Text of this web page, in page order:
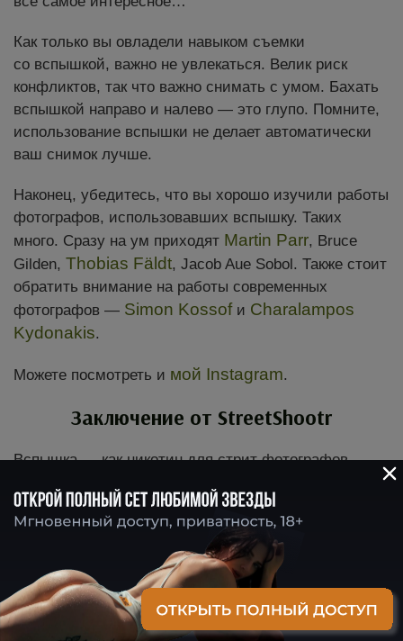
Как только вы овладели навыком съемки
со вспышкой, важно не увлекаться. Велик риск
конфликтов, так что важно снимать с умом. Бахать
вспышкой направо и налево — это глупо. Помните,
использование вспышки не делает автоматически
ваш снимок лучше.
Наконец, убедитесь, что вы хорошо изучили работы
фотографов, использовавших вспышку. Таких
много. Сразу на ум приходят Martin Parr, Bruce
Gilden, Thobias Fäldt, Jacob Aue Sobol. Также стоит
обратить внимание на работы современных
фотографов — Simon Kossofи Charalampos
Kydonakis.
Можете посмотреть и мой Instagram.
Заключение от StreetShootr
Вспышка — как никотин для стрит фотографов.
Но результат стоит того, чтобы потратить немного
времени на освоение работы со вспышкой.
Вы, конечно, можете использовать TTL вспышку
в своей камере и надеяться на лучшее, но, если
вы хотите контролировать результат,
то используйте вспышку в ручном режиме.